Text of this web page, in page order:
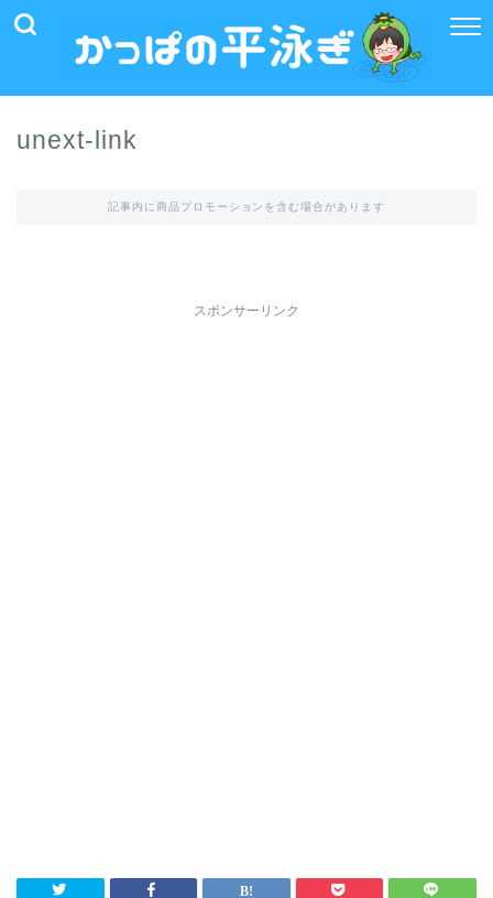
unext-link
記事内に商品プロモーションを含む場合があります
スポンサーリンク